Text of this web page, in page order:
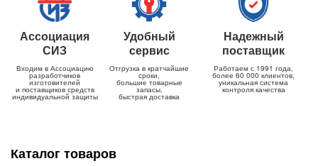
Ассоциация
СИЗ
Входим в Ассоциацию
разработчиков
изготовителей
и поставщиков средств
индивидуальной защиты
Удобный
сервис
Отгрузка в кратчайшие
сроки,
большие товарные
запасы,
быстрая доставка
Надежный
поставщик
Работаем с 1991 года,
более 60 000 клиентов,
уникальная система
контроля качества
Каталог товаров